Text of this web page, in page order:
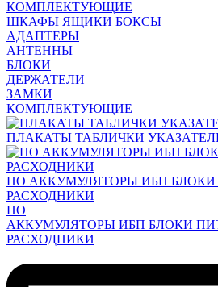
КОМПЛЕКТУЮЩИЕ
ШКАФЫ ЯЩИКИ БОКСЫ
АДАПТЕРЫ
АНТЕННЫ
БЛОКИ
ДЕРЖАТЕЛИ
ЗАМКИ
КОМПЛЕКТУЮЩИЕ
ПЛАКАТЫ ТАБЛИЧКИ
ПО АККУМУЛЯТОРЫ ИБП
РАСХОДНИКИ
ПО
АККУМУЛЯТОРЫ ИБП БЛОКИ
РАСХОДНИКИ